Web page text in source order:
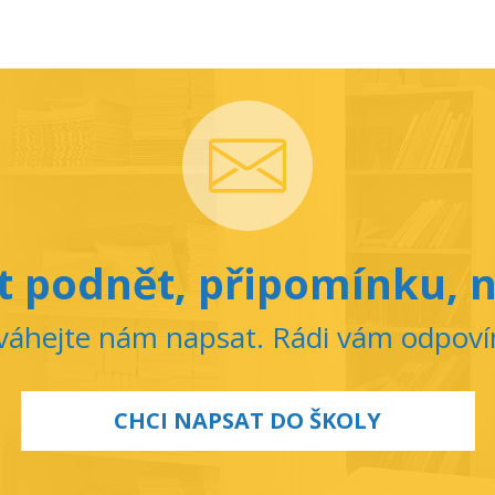
podnět, připomínku,
nám napsat. Rádi vám
CHCI NAPSAT DO ŠKOLY